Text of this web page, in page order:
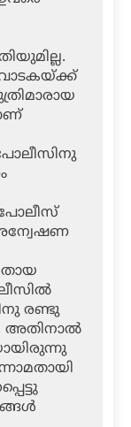
പോലീസ്
രണ്ടു
അതിനാല്‍